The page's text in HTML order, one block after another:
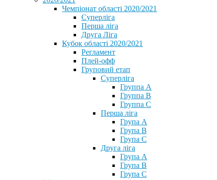
Чемпіонат області 2020/2021
Суперліга
Перша ліга
Друга Ліга
Кубок області 2020/2021
Регламент
Плей-офф
Груповий етап
Суперліга
Группа A
Группа B
Группа C
Перша ліга
Група A
Група B
Група C
Друга ліга
Група A
Група B
Група C